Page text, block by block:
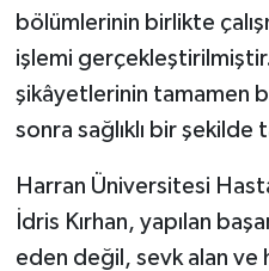
bölümlerinin birlikte
işlemi
şikâyetlerinin tamamen
sonra sağlıklı bir
Harran Üniversitesi
İdris Kırhan, yapılan
eden değil, sevk alan ve